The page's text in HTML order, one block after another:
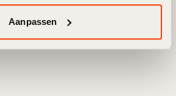
Aanpassen